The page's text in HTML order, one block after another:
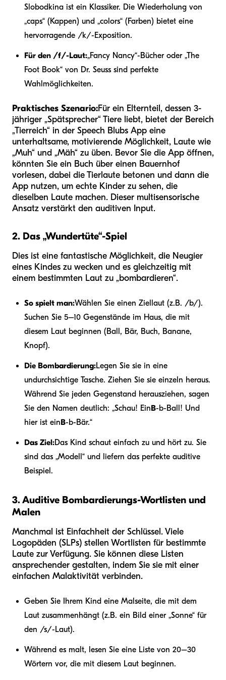
Slobodkina ist ein Klassiker. Die Wiederholung von
„caps“ (Kappen) und „colors“ (Farben) bietet eine
hervorragende /k/-Exposition.
Für den /f/-Laut:„Fancy Nancy“-Bücher oder „The
Foot Book“ von Dr. Seuss sind perfekte
Wahlmöglichkeiten.
Praktisches Szenario:Für ein Elternteil, dessen 3-
jähriger „Spätsprecher“ Tiere liebt, bietet der Bereich
„Tierreich“ in der Speech Blubs App eine
unterhaltsame, motivierende Möglichkeit, Laute wie
„Muh“ und „Mäh“ zu üben. Bevor Sie die App öffnen,
könnten Sie ein Buch über einen Bauernhof
vorlesen, dabei die Tierlaute betonen und dann die
App nutzen, um echte Kinder zu sehen, die
dieselben Laute machen. Dieser multisensorische
Ansatz verstärkt den auditiven Input.
2. Das „Wundertüte“-Spiel
Dies ist eine fantastische Möglichkeit, die Neugier
eines Kindes zu wecken und es gleichzeitig mit
einem bestimmten Laut zu „bombardieren“.
So spielt man:Wählen Sie einen Ziellaut (z.B. /b/).
Suchen Sie 5–10 Gegenstände im Haus, die mit
diesem Laut beginnen (Ball, Bär, Buch, Banane,
Knopf).
Die Bombardierung:Legen Sie sie in eine
undurchsichtige Tasche. Ziehen Sie sie einzeln heraus.
Während Sie jeden Gegenstand herausziehen, sagen
Sie den Namen deutlich: „Schau! EinB-b-Ball! Und
hier ist einB-b-Bär.“
Das Ziel:Das Kind schaut einfach zu und hört zu. Sie
sind das „Modell“ und liefern das perfekte auditive
Beispiel.
3. Auditive Bombardierungs-Wortlisten und
Malen
Manchmal ist Einfachheit der Schlüssel. Viele
Logopäden (SLPs) stellen Wortlisten für bestimmte
Laute zur Verfügung. Sie können diese Listen
ansprechender gestalten, indem Sie sie mit einer
einfachen Malaktivität verbinden.
Geben Sie Ihrem Kind eine Malseite, die mit dem
Laut zusammenhängt (z.B. ein Bild einer „Sonne“ für
den /s/-Laut).
Während es malt, lesen Sie eine Liste von 20–30
Wörtern vor, die mit diesem Laut beginnen.